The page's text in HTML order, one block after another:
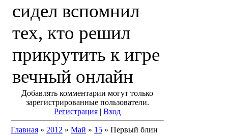
сидел вспомнил
тех, кто решил
прикрутить к игре
вечный онлайн
Добавлять комментарии могут только
зарегистрированные пользователи.
Регистрация | Вход
Главная » 2012 » Май » 15 » Первый блин